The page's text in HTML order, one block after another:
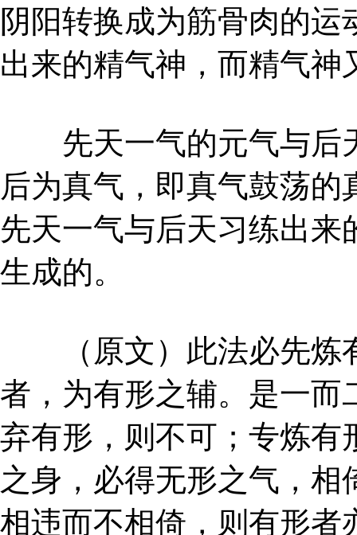
阴阳转换成为筋骨肉的
出来的精气神，而精气神
先天一气的元气与后
后为真气，即真气鼓荡
先天一气与后天习练出
生成的。
（原文）此法必先炼
者，为有形之辅。是一而
弃有形，则不可；专炼有
之身，必得无形之气，
相违而不相倚，则有形者